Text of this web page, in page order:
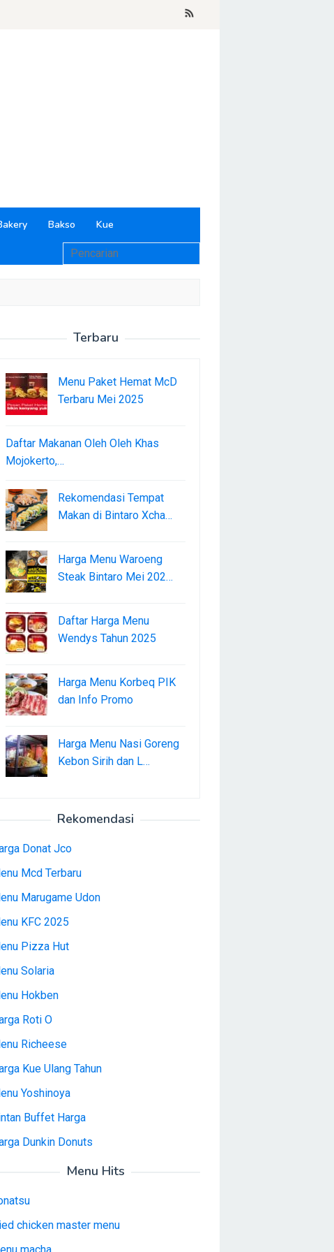
Bakso Kue
Terbaru
Menu Paket Hemat McD
Terbaru Mei 2025
Daftar Makanan Oleh Oleh Khas
Mojokerto,…
Rekomendasi Tempat
Makan di Bintaro Xcha…
Harga Menu Waroeng
Steak Bintaro Mei 202…
Daftar Harga Menu
Wendys Tahun 2025
Harga Menu Korbeq PIK
dan Info Promo
Harga Menu Nasi Goreng
Kebon Sirih dan L…
Rekomendasi
Donat Jco
Mcd Terbaru
Marugame Udon
KFC 2025
Pizza Hut
Solaria
Hokben
Roti O
Richeese
Kue Ulang Tahun
Yoshinoya
Buffet Harga
Dunkin Donuts
Menu Hits
chicken master menu